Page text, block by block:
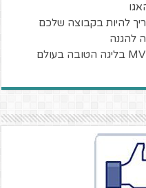
להיות בקבוצה שלכם
להגנה